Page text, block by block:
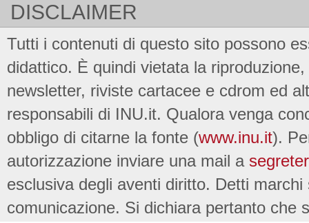
DISCLAIMER
Tutti i contenuti di questo sito possono
didattico. È quindi vietata la
newsletter, riviste cartacee e cdrom ed
responsabili di INU.it. Qualora venga
obbligo di citarne la fonte (www.inu.it).
autorizzazione inviare una mail a
esclusiva degli aventi diritto. Detti
comunicazione. Si dichiara pertanto che